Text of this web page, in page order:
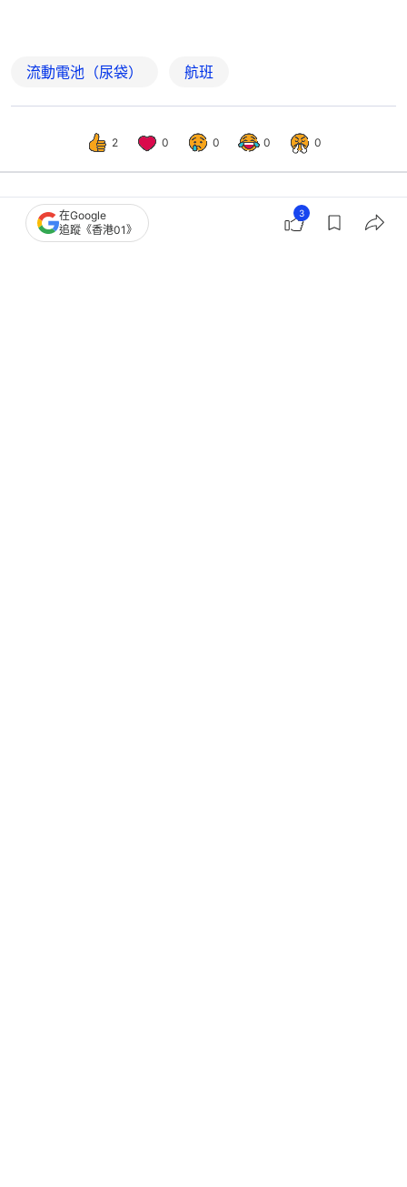
流動電池（尿袋） 航班
2 0 0 0 0
中國 大國小事
在Google
追蹤《香港01》
3